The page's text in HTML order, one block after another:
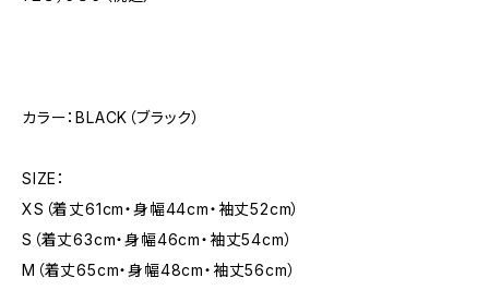
カラー：BLACK（ブラック）
SIZE：
XS（着丈61cm・身幅44cm・袖丈52cm）
S（着丈63cm・身幅46cm・袖丈54cm）
M（着丈65cm・身幅48cm・袖丈56cm）